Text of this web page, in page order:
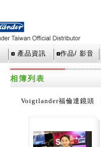
產品資訊 作品/ 影音
相簿列表
Voigtlander福倫達鏡頭